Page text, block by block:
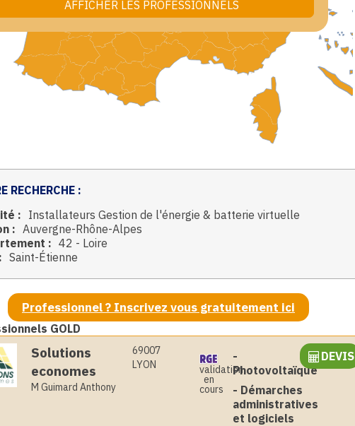
RECHERCHE :
: Installateurs Gestion de l'énergie & batterie virtuelle
: Auvergne-Rhône-Alpes
: 42 - Loire
Saint-Étienne
Professionnel ? Inscrivez vous gratuitement ici
GOLD
Solutions
economes
M Guimard Anthony
69007
LYON
validation
en
cours
-
Photovoltaïque
- Démarches
administratives
et logiciels
DEVIS